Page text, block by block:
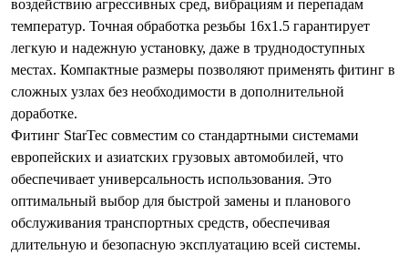
воздействию агрессивных сред, вибрациям и перепадам
температур. Точная обработка резьбы 16x1.5 гарантирует
легкую и надежную установку, даже в труднодоступных
местах. Компактные размеры позволяют применять фитинг в
сложных узлах без необходимости в дополнительной
доработке.
Фитинг StarTec совместим со стандартными системами
европейских и азиатских грузовых автомобилей, что
обеспечивает универсальность использования. Это
оптимальный выбор для быстрой замены и планового
обслуживания транспортных средств, обеспечивая
длительную и безопасную эксплуатацию всей системы.